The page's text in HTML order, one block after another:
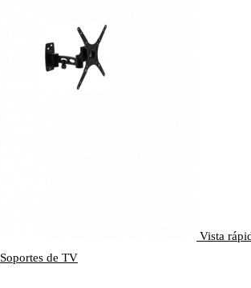
Vista
Soportes de TV